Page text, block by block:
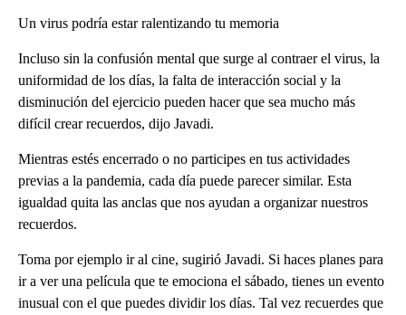
Un virus podría estar ralentizando tu memoria
Incluso sin la confusión mental que surge al contraer el virus, la
uniformidad de los días, la falta de interacción social y la
disminución del ejercicio pueden hacer que sea mucho más
difícil crear recuerdos, dijo Javadi.
Mientras estés encerrado o no participes en tus actividades
previas a la pandemia, cada día puede parecer similar. Esta
igualdad quita las anclas que nos ayudan a organizar nuestros
recuerdos.
Toma por ejemplo ir al cine, sugirió Javadi. Si haces planes para
ir a ver una película que te emociona el sábado, tienes un evento
inusual con el que puedes dividir los días. Tal vez recuerdes que